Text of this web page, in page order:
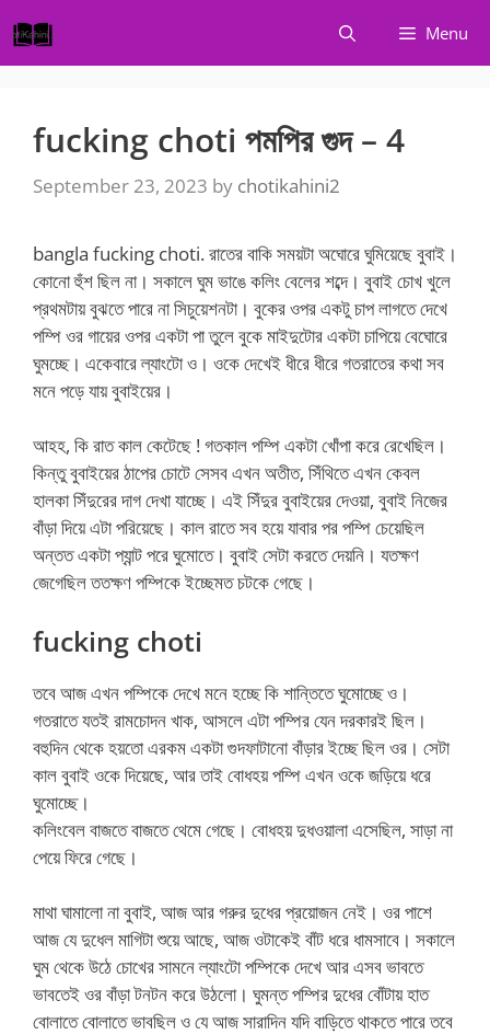
to
content
Menu
fucking choti পমপির গুদ – 4
September 23, 2023 by chotikahini2
bangla fucking choti. রাতের বাকি সময়টা অঘোরে ঘুমিয়েছে বুবাই।
কোনো হুঁশ ছিল না। সকালে ঘুম ভাঙে কলিং বেলের শব্দে। বুবাই চোখ খুলে
প্রথমটায় বুঝতে পারে না সিচুয়েশনটা। বুকের ওপর একটু চাপ লাগতে দেখে
পম্পি ওর গায়ের ওপর একটা পা তুলে বুকে মাইদুটোর একটা চাপিয়ে বেঘোরে
ঘুমচ্ছে। একেবারে ল্যাংটো ও। ওকে দেখেই ধীরে ধীরে গতরাতের কথা সব
মনে পড়ে যায় বুবাইয়ের।
আহহ, কি রাত কাল কেটেছে ! গতকাল পম্পি একটা খোঁপা করে রেখেছিল।
কিন্তু বুবাইয়ের ঠাপের চোটে সেসব এখন অতীত, সিঁথিতে এখন কেবল
হালকা সিঁদুরের দাগ দেখা যাচ্ছে। এই সিঁদুর বুবাইয়ের দেওয়া, বুবাই নিজের
বাঁড়া দিয়ে এটা পরিয়েছে। কাল রাতে সব হয়ে যাবার পর পম্পি চেয়েছিল
অন্তত একটা প্যান্ট পরে ঘুমোতে। বুবাই সেটা করতে দেয়নি। যতক্ষণ
জেগেছিল ততক্ষণ পম্পিকে ইচ্ছেমত চটকে গেছে।
fucking choti
তবে আজ এখন পম্পিকে দেখে মনে হচ্ছে কি শান্তিতে ঘুমোচ্ছে ও।
গতরাতে যতই রামচোদন খাক, আসলে এটা পম্পির যেন দরকারই ছিল।
বহুদিন থেকে হয়তো এরকম একটা গুদফাটানো বাঁড়ার ইচ্ছে ছিল ওর। সেটা
কাল বুবাই ওকে দিয়েছে, আর তাই বোধহয় পম্পি এখন ওকে জড়িয়ে ধরে
ঘুমোচ্ছে।
কলিংবেল বাজতে বাজতে থেমে গেছে। বোধহয় দুধওয়ালা এসেছিল, সাড়া না
পেয়ে ফিরে গেছে।
মাথা ঘামালো না বুবাই, আজ আর গরুর দুধের প্রয়োজন নেই। ওর পাশে
আজ যে দুধেল মাগিটা শুয়ে আছে, আজ ওটাকেই বাঁট ধরে ধামসাবে। সকালে
ঘুম থেকে উঠে চোখের সামনে ল্যাংটো পম্পিকে দেখে আর এসব ভাবতে
ভাবতেই ওর বাঁড়া টনটন করে উঠলো। ঘুমন্ত পম্পির দুধের বোঁটায় হাত
বোলাতে বোলাতে ভাবছিল ও যে আজ সারাদিন যদি বাড়িতে থাকতে পারে তবে